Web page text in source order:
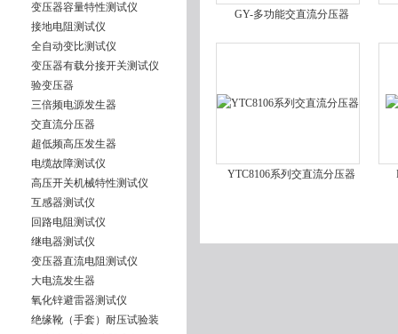
变压器容量特性测试仪
接地电阻测试仪
全自动变比测试仪
变压器有载分接开关测试仪
验变压器
三倍频电源发生器
交直流分压器
超低频高压发生器
电缆故障测试仪
高压开关机械特性测试仪
互感器测试仪
回路电阻测试仪
继电器测试仪
变压器直流电阻测试仪
大电流发生器
氧化锌避雷器测试仪
绝缘靴（手套）耐压试验装
GY-多功能交直流分压器
YTC8106系列交直流分压器